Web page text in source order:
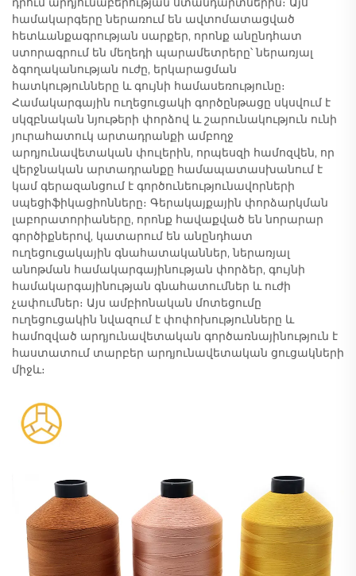
համակարգերը ներառում են ավտոմատացված
հետևանքագրության սարքեր, որոնք անընդհատ
ստորագրում են մեղեդի պարամետրերը՝ ներառյալ
ձգողականության ուժը, երկարացման
հատկությունները և գույնի համասեռությունը։
Համակարգային ուղեցուցակի գործընթացը սկսվում է
սկզբնական նյութերի փորձով և շարունակություն ունի
յուրահատուկ արտադրանքի ամբողջ
արդյունավետական փուլերին, որպեսզի համոզվեն, որ
վերջնական արտադրանքը համապատասխանում է
կամ գերազանցում է գործունեությունավորների
սպեցիֆիկացիոնները։ Գերակայքային փորձարկման
լաբորատորիաները, որոնք հավաքված են նորարար
գործիքներով, կատարում են անընդհատ
ուղեցուցակային գնահատականներ, ներառյալ
անոթման համակարգայինության փորձեր, գույնի
համակարգայինության գնահատումներ և ուժի
չափումներ։ Այս ամբիոնական մոտեցումը
ուղեցուցակին նվազում է փոփոխությունները և
համոզված արդյունավետական գործառնայինություն է
հաստատում տարբեր արդյունավետական ցուցակների
միջև։